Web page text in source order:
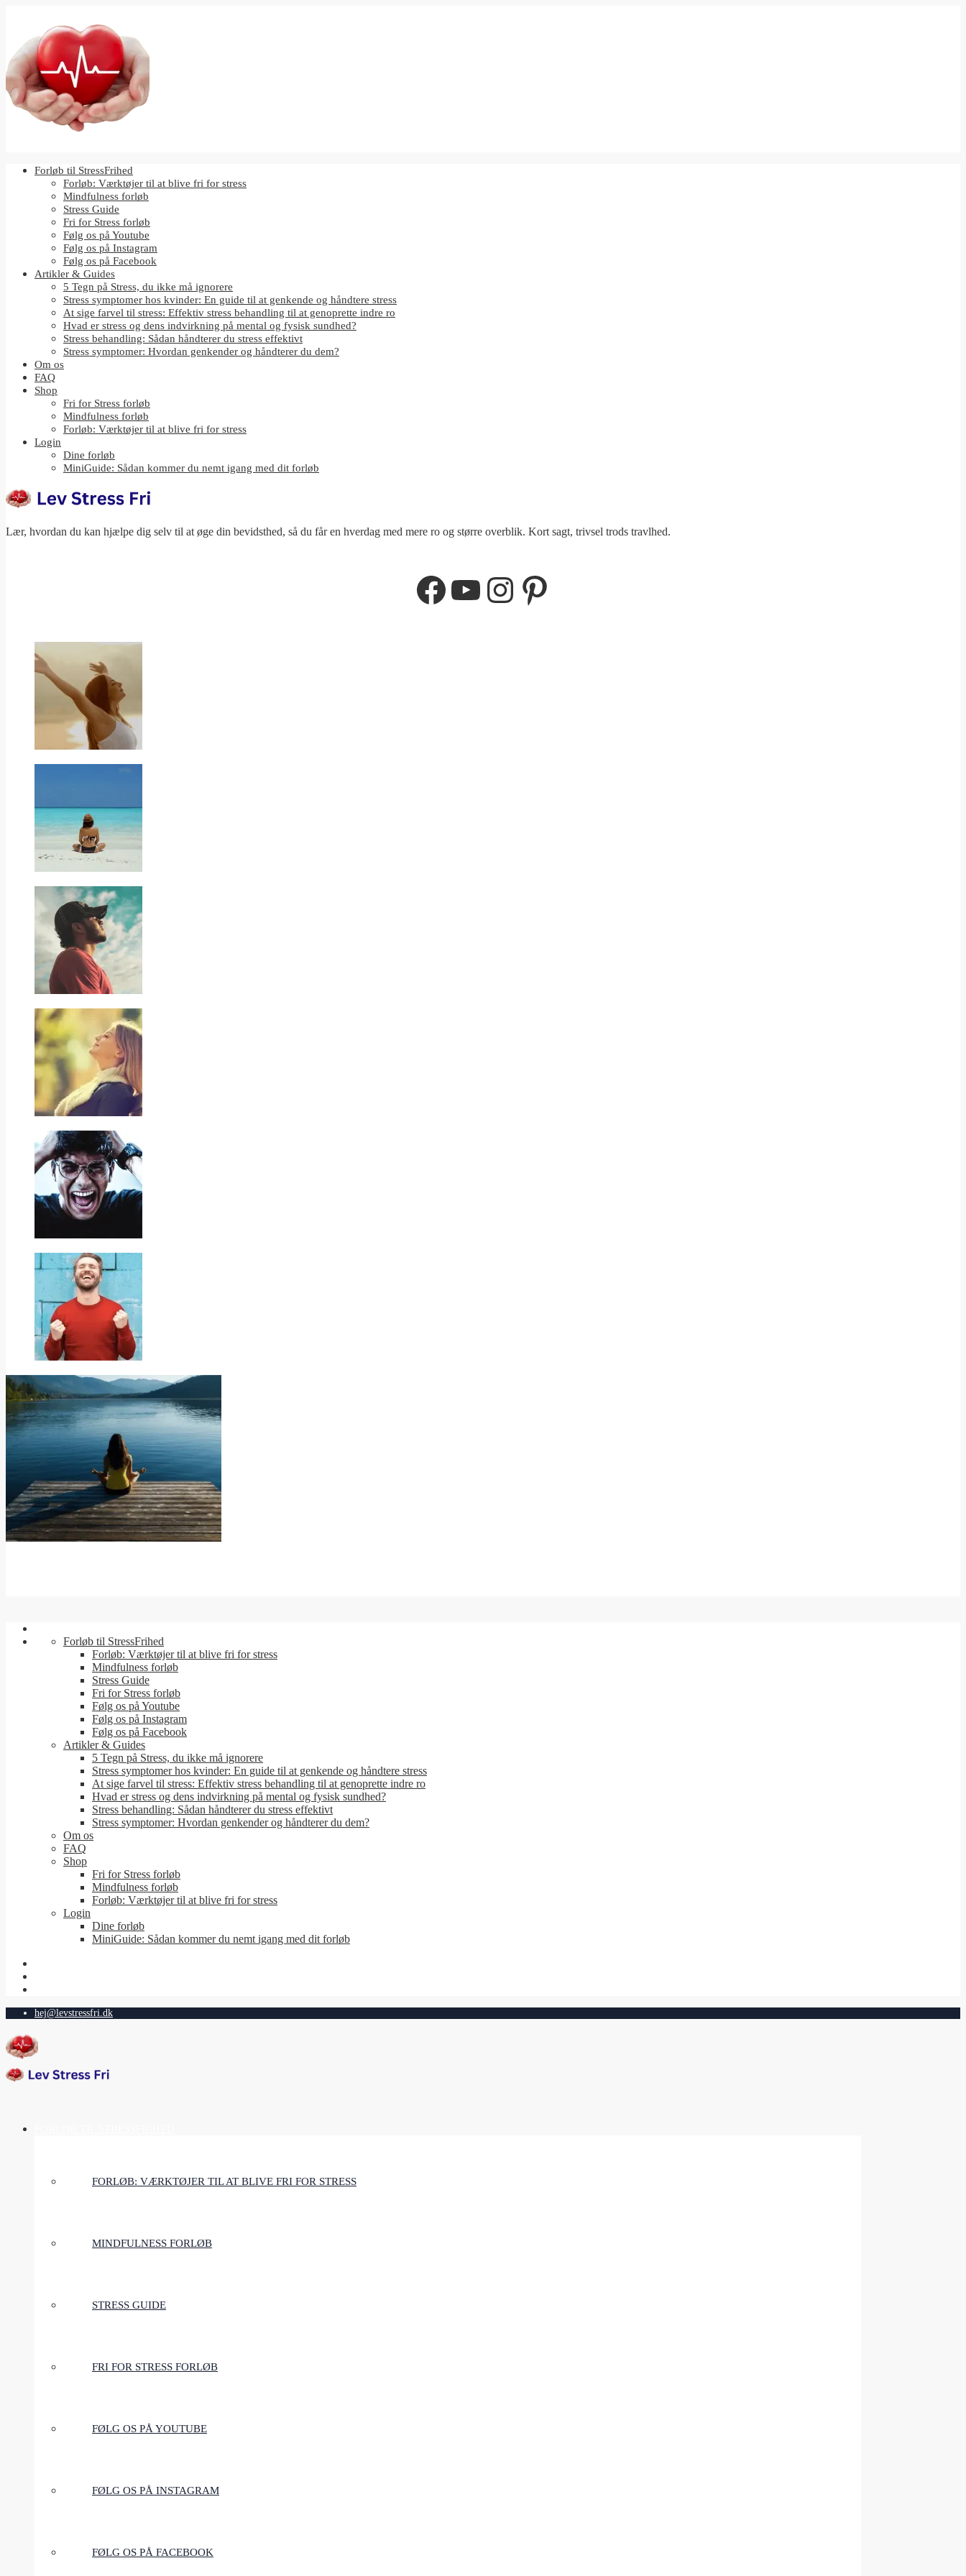
Forløb til StressFrihed
Forløb: Værktøjer til at blive fri for stress
Mindfulness forløb
Stress Guide
Fri for Stress forløb
Følg os på Youtube
Følg os på Instagram
Følg os på Facebook
Artikler & Guides
5 Tegn på Stress, du ikke må ignorere
Stress symptomer hos kvinder: En guide til at genkende og håndtere stress
At sige farvel til stress: Effektiv stress behandling til at genoprette indre ro
Hvad er stress og dens indvirkning på mental og fysisk sundhed?
Stress behandling: Sådan håndterer du stress effektivt
Stress symptomer: Hvordan genkender og håndterer du dem?
Om os
FAQ
Shop
Fri for Stress forløb
Mindfulness forløb
Forløb: Værktøjer til at blive fri for stress
Login
Dine forløb
MiniGuide: Sådan kommer du nemt igang med dit forløb
Lær, hvordan du kan hjælpe dig selv til at øge din bevidsthed, så du får en hverdag med mere ro og større overblik. Kort sagt, trivsel trods travlhed.
Facebook
YouTube
Instagram
Pinterest
Forløb til StressFrihed
Forløb: Værktøjer til at blive fri for stress
Mindfulness forløb
Stress Guide
Fri for Stress forløb
Følg os på Youtube
Følg os på Instagram
Følg os på Facebook
Artikler & Guides
5 Tegn på Stress, du ikke må ignorere
Stress symptomer hos kvinder: En guide til at genkende og håndtere stress
At sige farvel til stress: Effektiv stress behandling til at genoprette indre ro
Hvad er stress og dens indvirkning på mental og fysisk sundhed?
Stress behandling: Sådan håndterer du stress effektivt
Stress symptomer: Hvordan genkender og håndterer du dem?
Om os
FAQ
Shop
Fri for Stress forløb
Mindfulness forløb
Forløb: Værktøjer til at blive fri for stress
Login
Dine forløb
MiniGuide: Sådan kommer du nemt igang med dit forløb
hej@levstressfri.dk
FORLØB: VÆRKTØJER TIL AT BLIVE FRI FOR STRESS
MINDFULNESS FORLØB
STRESS GUIDE
FRI FOR STRESS FORLØB
FØLG OS PÅ YOUTUBE
FØLG OS PÅ INSTAGRAM
FØLG OS PÅ FACEBOOK